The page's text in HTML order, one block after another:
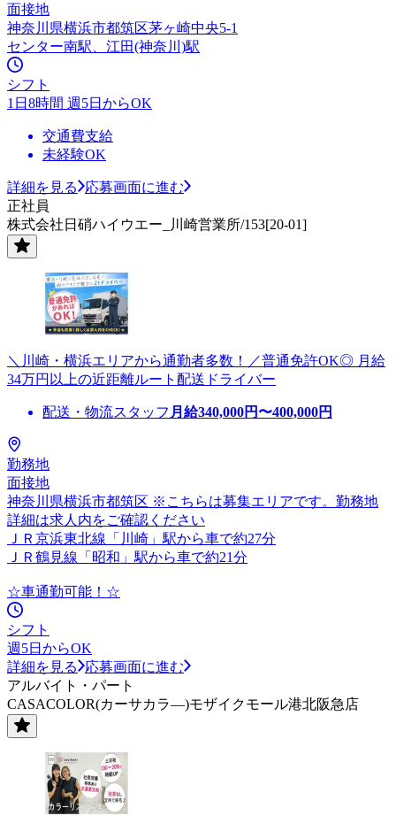
面接地
神奈川県横浜市都筑区茅ヶ崎中央5-1
センター南駅、江田(神奈川)駅
シフト
1日8時間 週5日からOK
交通費支給
未経験OK
詳細を見る
応募画面に進む
正社員
株式会社日硝ハイウエー_川崎営業所/153[20-01]
＼川崎・横浜エリアから通勤者多数！／普通免許OK◎ 月給
34万円以上の近距離ルート配送ドライバー
配送・物流スタッフ 月給340,000円〜400,000円
勤務地
面接地
神奈川県横浜市都筑区 ※こちらは募集エリアです。勤務地
詳細は求人内をご確認ください
ＪＲ京浜東北線「川崎」駅から車で約27分
ＪＲ鶴見線「昭和」駅から車で約21分
☆車通勤可能！☆
シフト
週5日からOK
詳細を見る
応募画面に進む
アルバイト・パート
CASACOLOR(カーサカラ―)モザイクモール港北阪急店